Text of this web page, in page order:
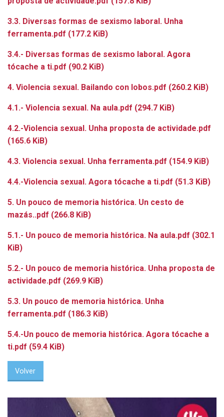
3.3. Diversas formas de sexismo laboral. Unha
ferramenta.pdf (177.2 KiB)
3.4.- Diversas formas de sexismo laboral. Agora
tócache a ti.pdf (90.2 KiB)
4. Violencia sexual. Bailando con lobos.pdf (260.2 KiB)
4.1.- Violencia sexual. Na aula.pdf (294.7 KiB)
4.2.-Violencia sexual. Unha proposta de actividade.pdf
(165.6 KiB)
4.3. Violencia sexual. Unha ferramenta.pdf (154.9 KiB)
4.4.-Violencia sexual. Agora tócache a ti.pdf (51.3 KiB)
5. Un pouco de memoria histórica. Un cesto de
mazás..pdf (266.8 KiB)
5.1.- Un pouco de memoria histórica. Na aula.pdf (302.1
KiB)
5.2.- Un pouco de memoria histórica. Unha proposta de
actividade.pdf (269.9 KiB)
5.3. Un pouco de memoria histórica. Unha
ferramenta.pdf (186.3 KiB)
5.4.-Un pouco de memoria histórica. Agora tócache a
ti.pdf (59.4 KiB)
Volver